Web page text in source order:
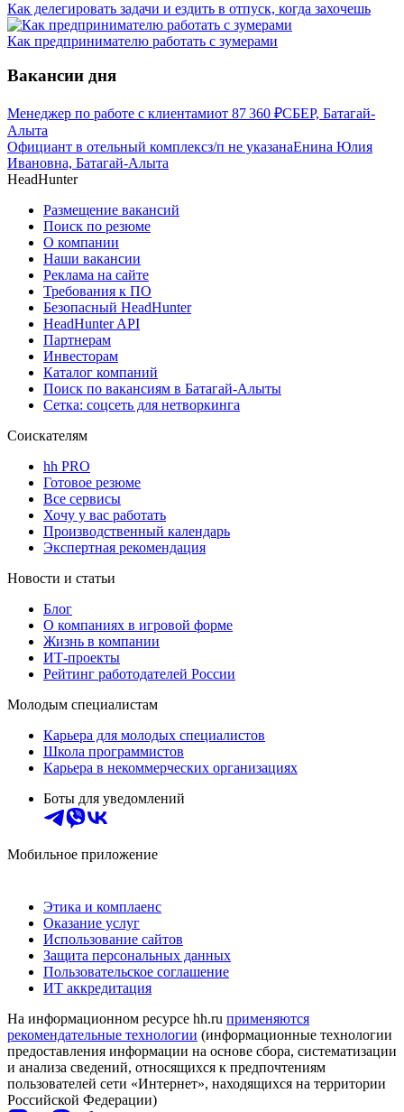
Как делегировать задачи и ездить в отпуск, когда захочешь
Как предпринимателю работать с зумерами
Вакансии дня
Менеджер по работе с клиентамиот 87 360 ₽СБЕР, Батагай-
Алыта
Официант в отельный комплексз/п не указанаЕнина Юлия
Ивановна, Батагай-Алыта
HeadHunter
Размещение вакансий
Поиск по резюме
О компании
Наши вакансии
Реклама на сайте
Требования к ПО
Безопасный HeadHunter
HeadHunter API
Партнерам
Инвесторам
Каталог компаний
Поиск по вакансиям в Батагай-Алыты
Сетка: соцсеть для нетворкинга
Соискателям
hh PRO
Готовое резюме
Все сервисы
Хочу у вас работать
Производственный календарь
Экспертная рекомендация
Новости и статьи
Блог
О компаниях в игровой форме
Жизнь в компании
ИТ-проекты
Рейтинг работодателей России
Молодым специалистам
Карьера для молодых специалистов
Школа программистов
Карьера в некоммерческих организациях
Боты для уведомлений
Мобильное приложение
Этика и комплаенс
Оказание услуг
Использование сайтов
Защита персональных данных
Пользовательское соглашение
ИТ аккредитация
На информационном ресурсе hh.ru применяются
рекомендательные технологии (информационные технологии
предоставления информации на основе сбора, систематизации
и анализа сведений, относящихся к предпочтениям
пользователей сети «Интернет», находящихся на территории
Российской Федерации)